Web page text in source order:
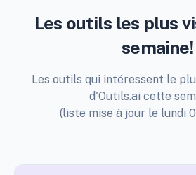
Les outils les plus
semaine!
Les outils qui intéressent le
d'Outils.ai cette
(liste mise à jour le lundi